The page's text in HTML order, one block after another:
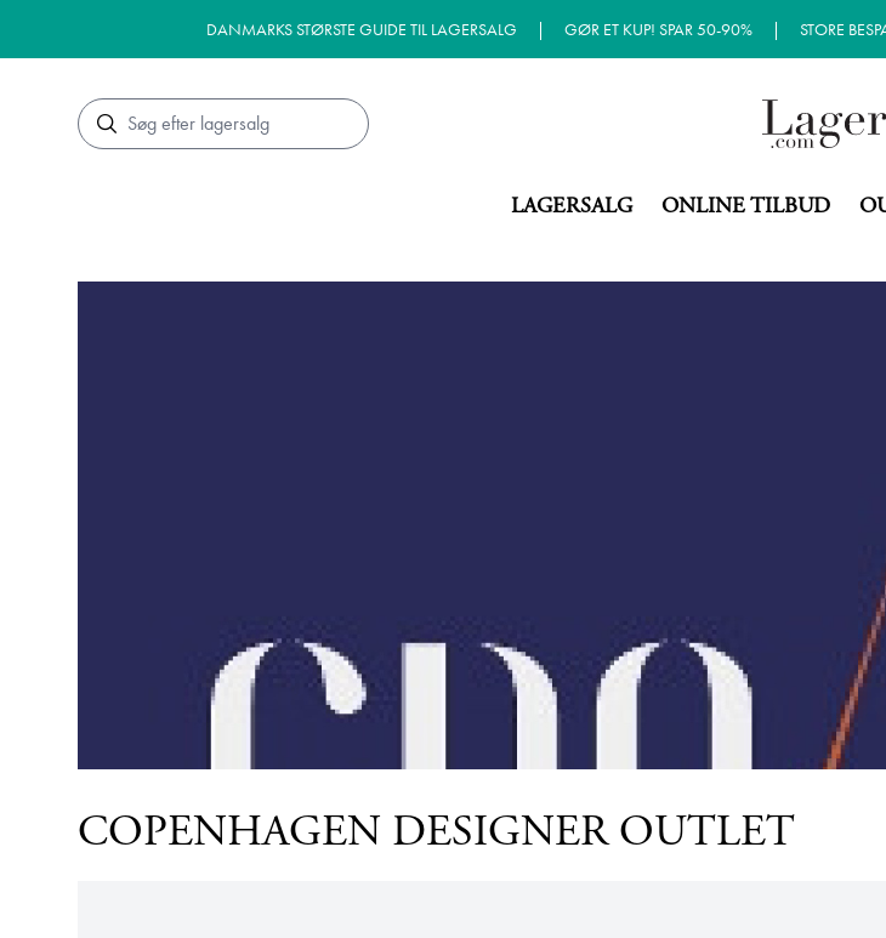
DANMARKS STØRSTE GUIDE TIL LAGERSALG | GØR ET KUP! SPAR 50-90% | STORE
Søg
LAGERSALG ONLINE TILBUD
COPENHAGEN DESIGNER OUTLET